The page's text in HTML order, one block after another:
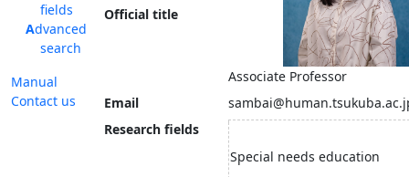
fields
Advanced
search
Manual
Contact us
Official title
Associate Professor
Email
Research fields
Special needs education